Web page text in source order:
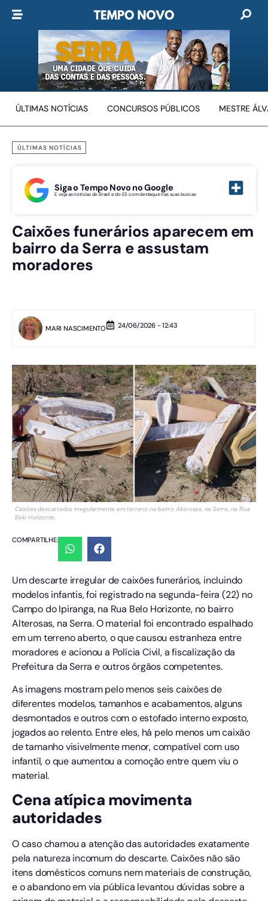
ÚLTIMAS NOTÍCIAS CONCURSOS PÚBLICOS MESTRE
ÚLTIMAS NOTÍCIAS
Siga o Tempo Novo no Google
E veja as notícias do Brasil e do ES com destaque nas suas buscas
Caixões funerários aparecem em
bairro da Serra e assustam
moradores
MARI NASCIMENTO 24/06/2026 - 12:43
Caixões descartados irregularmente em terreno no bairro Alterosas, na Serra, na Rua
Belo Horizonte.
COMPARTILHE:
Um descarte irregular de caixões funerários, incluindo
modelos infantis, foi registrado na segunda-feira (22) no
Campo do Ipiranga, na Rua Belo Horizonte, no bairro
Alterosas, na Serra. O material foi encontrado espalhado
em um terreno aberto, o que causou estranheza entre
moradores e acionou a Polícia Civil, a fiscalização da
Prefeitura da Serra e outros órgãos competentes.
As imagens mostram pelo menos seis caixões de
diferentes modelos, tamanhos e acabamentos, alguns
desmontados e outros com o estofado interno exposto,
jogados ao relento. Entre eles, há pelo menos um caixão
de tamanho visivelmente menor, compatível com uso
infantil, o que aumentou a comoção entre quem viu o
material.
Cena atípica movimenta
autoridades
O caso chamou a atenção das autoridades exatamente
pela natureza incomum do descarte. Caixões não são
itens domésticos comuns nem materiais de construção,
e o abandono em via pública levantou dúvidas sobre a